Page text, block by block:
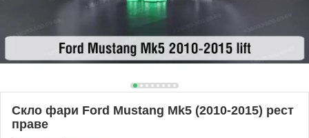
Скло фари Ford Mustang Mk5 (2010-2015) рест
праве